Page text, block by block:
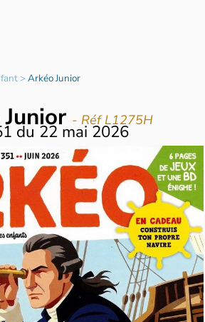
>Arkéo Junior
- Réf L1275H
du22 mai 2026